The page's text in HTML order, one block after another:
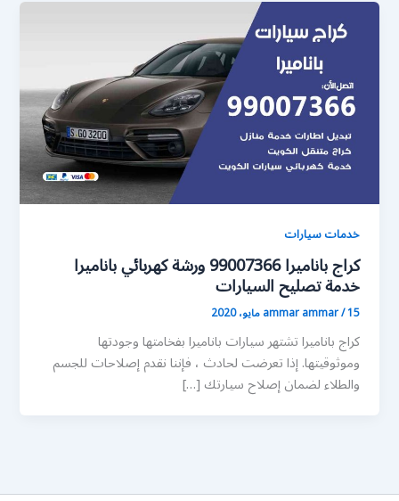
خدمات سيارات
كراج باناميرا 99007366 ورشة كهربائي باناميرا
خدمة تصليح السيارات
ammar ammar/15 مايو، 2020
كراج باناميرا تشتهر سيارات باناميرا بفخامتها وجودتها
وموثوقيتها. إذا تعرضت لحادث ، فإننا نقدم إصلاحات للجسم
والطلاء لضمان إصلاح سيارتك […]